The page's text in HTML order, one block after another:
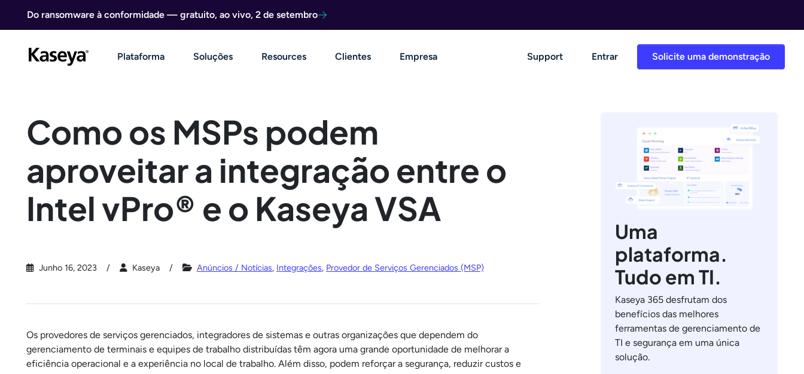
Do ransomware à conformidade — gratuito, ao vivo, 2 de setembro
Solicite uma demonstração
Plataforma Soluções Resources Clientes Empresa Support Entrar
Como os MSPs podem
aproveitar a integração entre o
Intel vPro® e o Kaseya VSA
Junho 16, 2023 Kaseya Anúncios / Notícias, Integrações, Provedor de Serviços Gerenciados (MSP)
Os provedores de serviços gerenciados, integradores de sistemas e outras organizações que dependem do
gerenciamento de terminais e equipes de trabalho distribuídas têm agora uma grande oportunidade de melhorar a
eficiência operacional e a experiência no local de trabalho. Além disso, podem reforçar a segurança, reduzir custos e
Uma
plataforma.
Tudo em TI.
Kaseya 365 desfrutam dos
benefícios das melhores
ferramentas de gerenciamento de
TI e segurança em uma única
solução.